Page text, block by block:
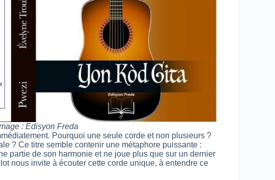
: Edisyon Freda
Pourquoi une seule corde et non plusieurs ?
? Ce titre semble contenir une métaphore puissante :
partie de son harmonie et ne joue plus que sur un dernier
nous invite à écouter cette corde unique, à entendre ce